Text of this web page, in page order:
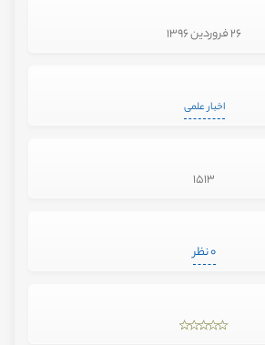
26 فروردین 1396
اخبار علمی
1513
0 نظر